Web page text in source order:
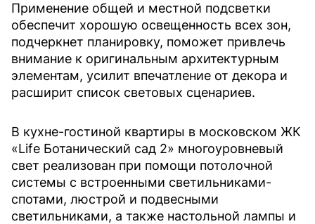
Применение общей и местной подсветки
обеспечит хорошую освещенность всех зон,
подчеркнет планировку, поможет привлечь
внимание к оригинальным архитектурным
элементам, усилит впечатление от декора и
расширит список световых сценариев.
В кухне-гостиной квартиры в московском ЖК
«Life Ботанический сад 2» многоуровневый
свет реализован при помощи потолочной
системы с встроенными светильниками-
спотами, люстрой и подвесными
светильниками, а также настольной лампы и